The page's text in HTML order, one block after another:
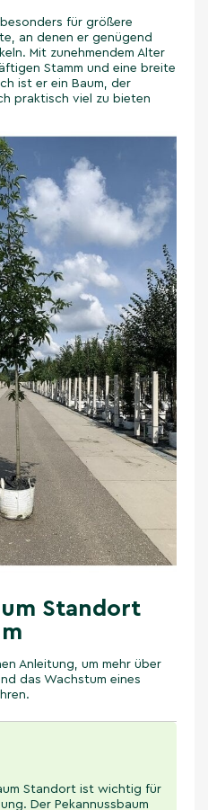
für größere
an denen er genügend
Mit zunehmendem Alter
Stamm und eine breite
ist er ein Baum, der
praktisch viel zu bieten
Standort
Anleitung, um mehr über
das Wachstum eines
Standort ist wichtig für
Der Pekannussbaum